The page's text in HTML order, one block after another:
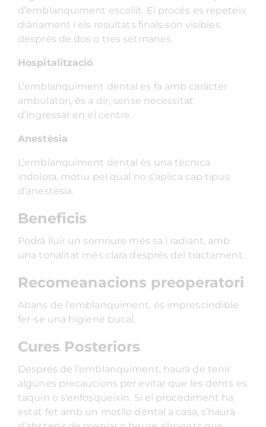
d’emblanquiment escollit. El procés es repeteix
diàriament i els resultats finals són visibles
després de dos o tres setmanes.
Hospitalització
L’emblanquiment dental es fa amb caràcter
ambulatori, és a dir, sense necessitat
d’ingressar en el centre.
Anestèsia
L’emblanquiment dental és una tècnica
indolora, motiu pel qual no s’aplica cap tipus
d’anestèsia.
Beneficis
Podrà lluir un somriure més sa i radiant, amb
una tonalitat més clara després del tractament.
Recomeanacions preoperatori
Abans de l’emblanquiment, és imprescindible
fer-se una higiene bucal.
Cures Posteriors
Després de l’emblanquiment, haurà de tenir
algunes precaucions per evitar que les dents es
taquin o s’enfosqueixin. Si el procediment ha
estat fet amb un motllo dental a casa, s’haurà